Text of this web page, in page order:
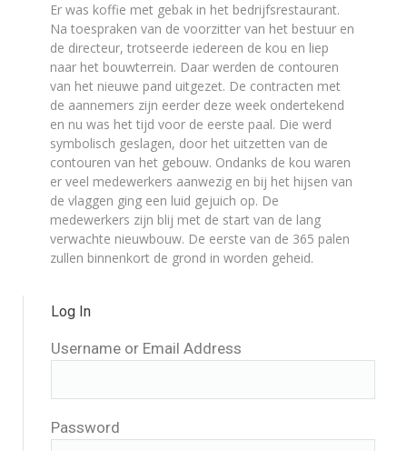
Er was koffie met gebak in het bedrijfsrestaurant.
Na toespraken van de voorzitter van het bestuur en
de directeur, trotseerde iedereen de kou en liep
naar het bouwterrein. Daar werden de contouren
van het nieuwe pand uitgezet. De contracten met
de aannemers zijn eerder deze week ondertekend
en nu was het tijd voor de eerste paal. Die werd
symbolisch geslagen, door het uitzetten van de
contouren van het gebouw. Ondanks de kou waren
er veel medewerkers aanwezig en bij het hijsen van
de vlaggen ging een luid gejuich op. De
medewerkers zijn blij met de start van de lang
verwachte nieuwbouw. De eerste van de 365 palen
zullen binnenkort de grond in worden geheid.
Log In
Username or Email Address
Password